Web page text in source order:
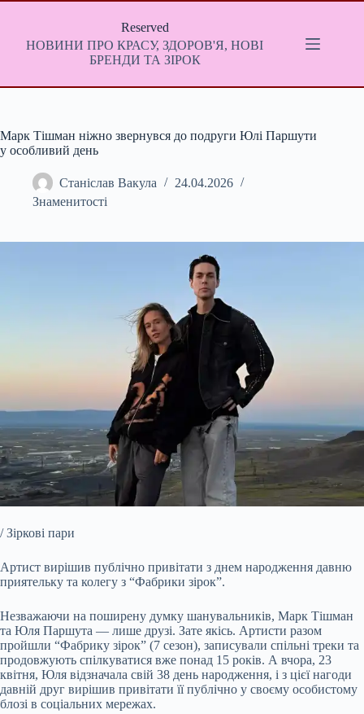
Перейти
Reserved
НОВИНИ ПРО КРАСУ, ЗДОРОВ'Я, НОВІ
БРЕНДИ ТА ЗІРОК
Марк Тішман ніжно звернувся до подруги Юлі Паршути
у особливий день
Станіслав Вакула
24.04.2026
Знаменитості
/ Зіркові пари
Артист вирішив публічно привітати з днем народження давню
приятельку та колегу з “Фабрики зірок”.
Незважаючи на поширену думку шанувальників, Марк Тішман
та Юля Паршута — лише друзі. Зате якісь. Артисти разом
пройшли “Фабрику зірок” (7 сезон), записували спільні треки та
продовжують спілкуватися вже понад 15 років. А вчора, 23
квітня, Юля відзначала свій 38 день народження, і з цієї нагоди
давній друг вирішив привітати її публічно у своєму особистому
блозі в соціальних мережах.